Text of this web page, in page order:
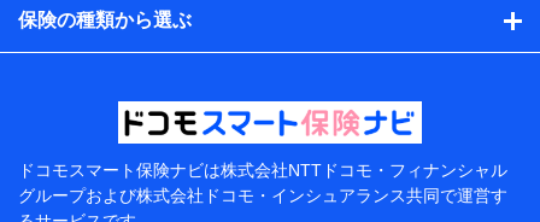
的、保険商品の内容、保険料、保険料のお支払方法、車
のメーカーや走行距離などの情報、建物の構造や築年数
などの情報、ペットの種類や年齢などの情報などが含ま
提供当事者から受領当事者が個人データを取得する方法
電子的・電磁的方法等
【共同して利用する者の範囲】
当社
保険の種類から選ぶ
ドコモスマート保険ナビは株式会社NTTドコモ・フィナンシャル
グループおよび株式会社ドコモ・インシュアランス共同で運営す